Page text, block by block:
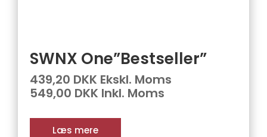
SWNX One”Bestseller”
439,20 DKK Ekskl. Moms
549,00 DKK Inkl. Moms
Læs mere